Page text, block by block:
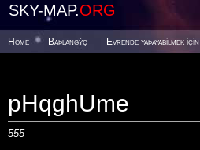
SKY-MAP.ORG
Home Baþlangýç Evrende yaþayabilmek için
pHqghUme
555